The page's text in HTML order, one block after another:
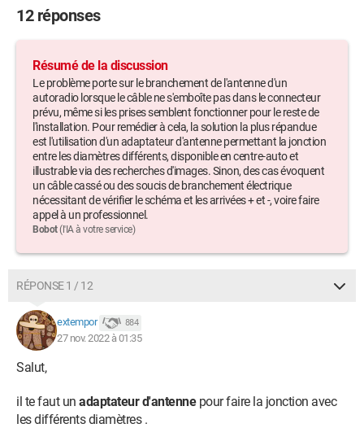
12 réponses
Résumé de la discussion
Le problème porte sur le branchement de l'antenne d'un
autoradio lorsque le câble ne s'emboîte pas dans le connecteur
prévu, même si les prises semblent fonctionner pour le reste de
l'installation. Pour remédier à cela, la solution la plus répandue
est l'utilisation d'un adaptateur d'antenne permettant la jonction
entre les diamètres différents, disponible en centre-auto et
illustrable via des recherches d'images. Sinon, des cas évoquent
un câble cassé ou des soucis de branchement électrique
nécessitant de vérifier le schéma et les arrivées + et -, voire faire
appel à un professionnel.
Bobot(l'IA à votre service)
RÉPONSE 1 / 12
extempor 884
27 nov. 2022 à 01:35
Salut,
il te faut un adaptateur d'antennepour faire la jonction avec
les différents diamètres .